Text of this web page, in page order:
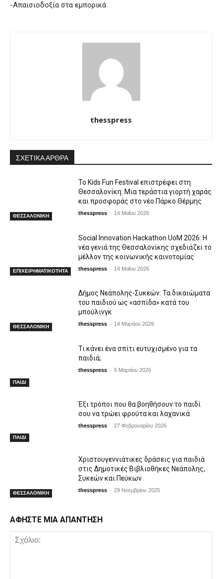
-Απαισιοδοξία στα εμπορικά
thesspress
ΣΧΕΤΙΚΑ ΑΡΘΡΑ
ΘΕΣΣΑΛΟΝΙΚΗ
Το Kids Fun Festival επιστρέφει στη
Θεσσαλονίκη: Μια τεράστια γιορτή χαράς
και προσφοράς στο νέο Πάρκο Θέρμης
thesspress - 14 Μαΐου 2026
ΕΠΙΧΕΙΡΗΜΑΤΙΚΟΤΗΤΑ
Social Innovation Hackathon UoM 2026: Η
νέα γενιά της Θεσσαλονίκης σχεδιάζει το
μέλλον της κοινωνικής καινοτομίας
thesspress - 14 Μαΐου 2026
ΘΕΣΣΑΛΟΝΙΚΗ
Δήμος Νεάπολης-Συκεών: Τα δικαιώματα
του παιδιού ως «ασπίδα» κατά του
μπούλινγκ
thesspress - 14 Μαρτίου 2026
ΠΑΙΔΙ
Τι κάνει ένα σπίτι ευτυχισμένο για τα
παιδιά;
thesspress - 5 Μαρτίου 2026
ΠΑΙΔΙ
Έξι τρόποι που θα βοηθήσουν το παιδί
σου να τρώει φρούτα και λαχανικά
thesspress - 27 Φεβρουαρίου 2026
ΘΕΣΣΑΛΟΝΙΚΗ
Χριστουγεννιάτικες δράσεις για παιδιά
στις Δημοτικές Βιβλιοθήκες Νεάπολης,
Συκεών και Πεύκων
thesspress - 29 Νοεμβρίου 2025
ΑΦΗΣΤΕ ΜΙΑ ΑΠΑΝΤΗΣΗ